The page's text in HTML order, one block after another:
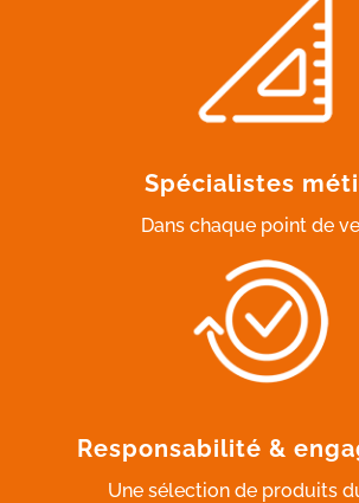
Spécialistes
Dans chaque point de
Responsabilité &
Une sélection de produits